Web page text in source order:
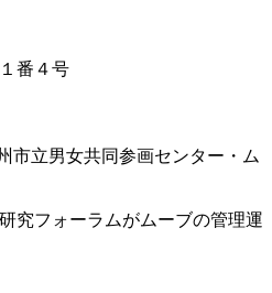
番４号
市立男女共同参画センター・ム
究フォーラムがムーブの管理運